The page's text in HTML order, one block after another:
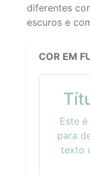
diferentes
escuros e
COR EM
Este
para
texto